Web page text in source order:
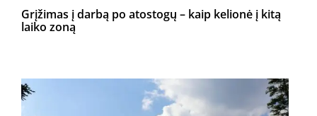
Grįžimas į darbą po atostogų – kaip kelionė į kitą
laiko zoną